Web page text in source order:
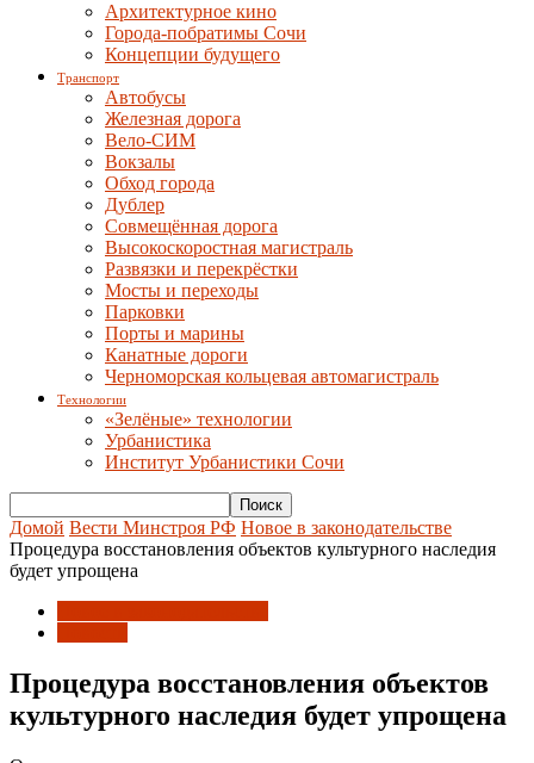
Архитектурное кино
Города-побратимы Сочи
Концепции будущего
Транспорт
Автобусы
Железная дорога
Вело-СИМ
Вокзалы
Обход города
Дублер
Совмещённая дорога
Высокоскоростная магистраль
Развязки и перекрёстки
Мосты и переходы
Парковки
Порты и марины
Канатные дороги
Черноморская кольцевая автомагистраль
Технологии
«Зелёные» технологии
Урбанистика
Институт Урбанистики Сочи
Домой Вести Минстроя РФ Новое в законодательстве
Процедура восстановления объектов культурного наследия
будет упрощена
Процедура восстановления объектов
культурного наследия будет упрощена